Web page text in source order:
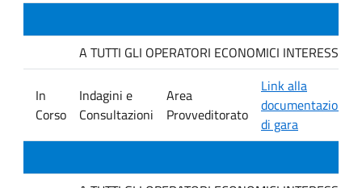
A TUTTI GLI OPERATORI ECONOMICI
In
Corso
Indagini e
Consultazioni
Area
Provveditorato
Link alla
documentazione
di gara